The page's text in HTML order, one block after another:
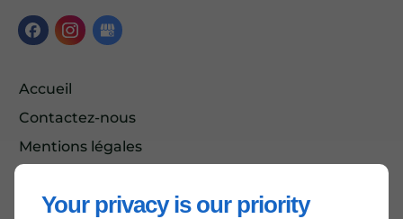
Your privacy is our priority
Accueil
Contactez-nous
Mentions légales